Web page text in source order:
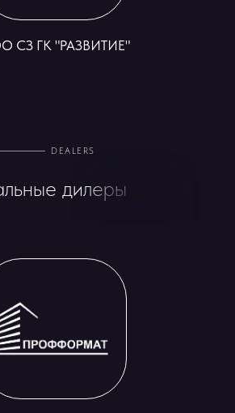
СЗ ГК "РАЗВИТИЕ"
дилеры
DEALERS